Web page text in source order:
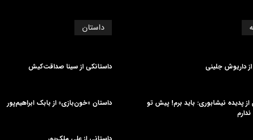
داریوش جلینی
از پدیده نیشابوری: باید برم! پیش تو
داستان
داستانکی از سینا صداقت‌کیش
داستان «خون‌بازی» از بابک ابراهیم‌پور